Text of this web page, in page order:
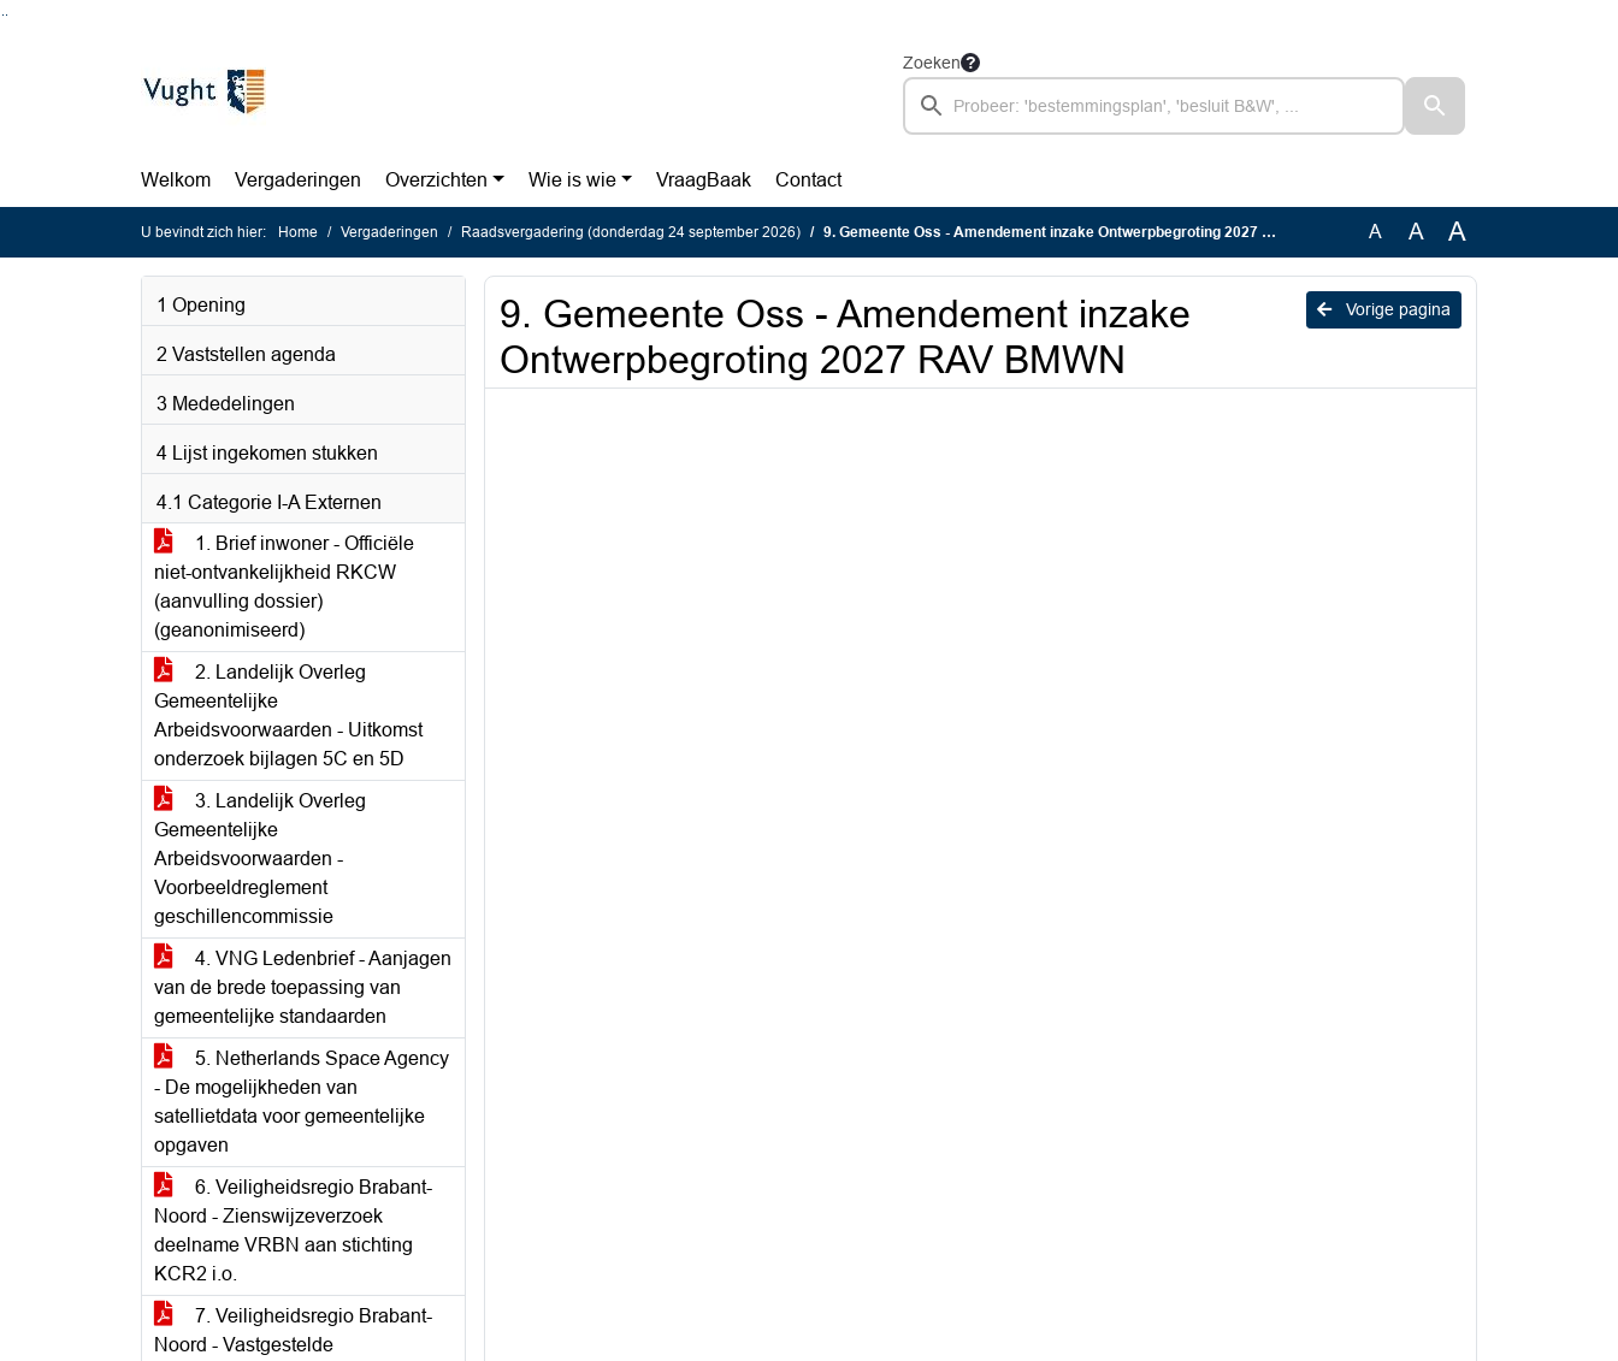
Zoeken
Welkom Vergaderingen Overzichten Wie is wie VraagBaak Contact
U bevindt zich hier: Home Vergaderingen Raadsvergadering (donderdag 24 september 2026) 9. Gemeente Oss - Amendement inzake Ontwerpbegroting 2027 RAV BMWN A A A
1 Opening
2 Vaststellen agenda
3 Mededelingen
4 Lijst ingekomen stukken
4.1 Categorie I-A Externen
1. Brief inwoner - Officiële
niet-ontvankelijkheid RKCW
(aanvulling dossier)
(geanonimiseerd)
2. Landelijk Overleg
Gemeentelijke
Arbeidsvoorwaarden - Uitkomst
onderzoek bijlagen 5C en 5D
3. Landelijk Overleg
Gemeentelijke
Arbeidsvoorwaarden -
Voorbeeldreglement
geschillencommissie
4. VNG Ledenbrief - Aanjagen
van de brede toepassing van
gemeentelijke standaarden
5. Netherlands Space Agency
- De mogelijkheden van
satellietdata voor gemeentelijke
opgaven
6. Veiligheidsregio Brabant-
Noord - Zienswijzeverzoek
deelname VRBN aan stichting
KCR2 i.o.
7. Veiligheidsregio Brabant-
Noord - Vastgestelde
Vorige pagina
9. Gemeente Oss - Amendement inzake
Ontwerpbegroting 2027 RAV BMWN